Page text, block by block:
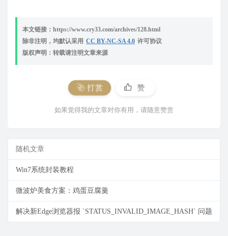
本文链接：https://www.cry33.com/archives/128.html
除非注明，均默认采用 CC BY-NC-SA 4.0 许可协议
版权声明：转载请注明文章来源
打赏 赞
如果觉得我的文章对你有用，请随意赞赏
随机文章
Win7系统封装教程
微波炉美食方案：鸡蛋豆腐羹
解决新Edge浏览器报 `STATUS_INVALID_IMAGE_HASH` 问题